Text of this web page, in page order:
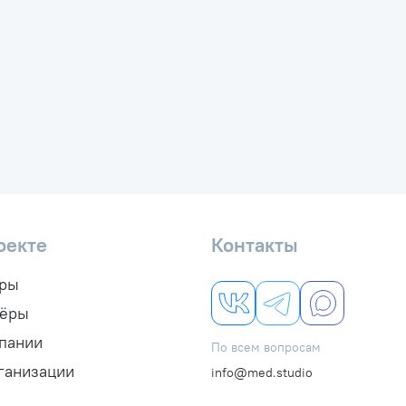
Контакты
По всем вопросам
info@med.studio